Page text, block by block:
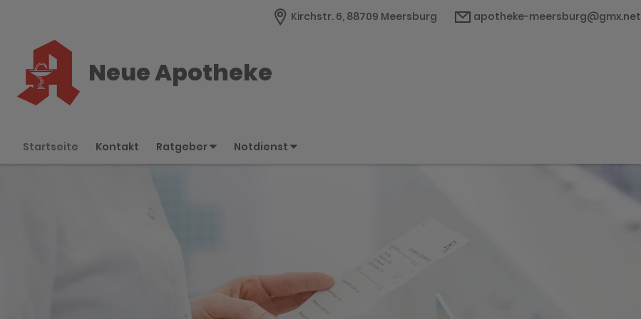
Kirchstr. 6, 88709 Meersburg apotheke-meersburg@gmx.net
Neue Apotheke
Startseite Kontakt Ratgeber Notdienst